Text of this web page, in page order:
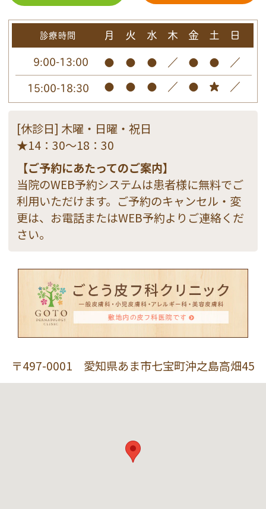
診療時間 月 火 水 木 金 土
日
9:00-13:00
● ● ● ／ ● ●
／
15:00-18:30
● ● ● ／ ● ★ ／
[休診日] 木曜・日曜・祝日
★14：30～18：30
【ご予約にあたってのご案内】
当院のWEB予約システムは患者様に無料でご
利用いただけます。ご予約のキャンセル・変
更は、お電話またはWEB予約よりご連絡くだ
さい。
〒497-0001 愛知県あま市七宝町沖之島高畑45